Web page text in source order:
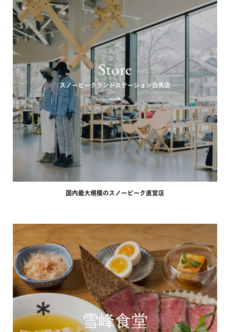
Store
スノーピークランドステーション白馬店
国内最大規模のスノーピーク直営店
雪峰食堂